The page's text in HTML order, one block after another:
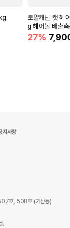
로얄캐닌 캣 헤
g 헤어볼 배출촉
27%
지사항
호, 508호 (가산동)